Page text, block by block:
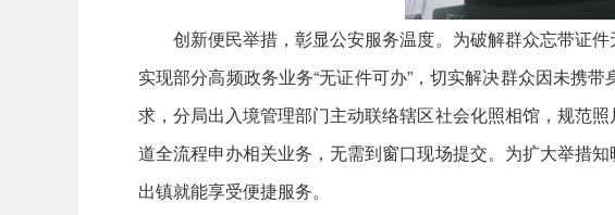
创新便民举措，彰显公安服务温度。为破解群众忘带证件
实现部分高频政务业务“无证件可办”，切实解决群众因未携
求，分局出入境管理部门主动联络辖区社会化照相馆，规范
道全流程申办相关业务，无需到窗口现场提交。为扩大举措
出镇就能享受便捷服务。